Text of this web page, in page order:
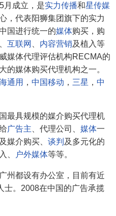
成立，是实力传播和星传媒
，代表阳狮集团旗下的实力
国进行统一的媒体购买，购
互联网 内容营销及植入等
媒体代理评估机构RECMA的
的媒体购买代理机构之一。
海通用 ， 中国移动 ， 三星 ， 中
具规模的媒介购买代理机
广告主 、代理公司、 媒体一
媒介购买、 谈判 及多元化的
、 户外媒体等等。
都设有办公室，目前有近
士。2008在中国的广告承揽